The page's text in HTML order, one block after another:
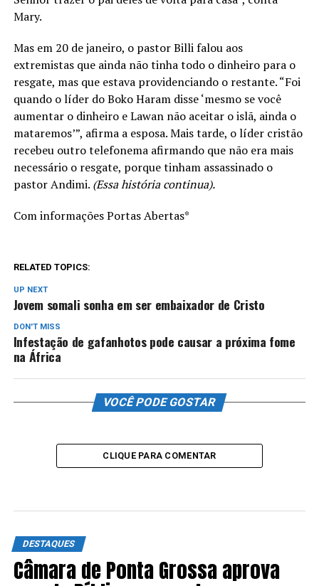
Mary.
Mas em 20 de janeiro, o pastor Billi falou aos
extremistas que ainda não tinha todo o dinheiro para o
resgate, mas que estava providenciando o restante. “Foi
quando o líder do Boko Haram disse ‘mesmo se você
aumentar o dinheiro e Lawan não aceitar o islã, ainda o
mataremos’”, afirma a esposa. Mais tarde, o líder cristão
recebeu outro telefonema afirmando que não era mais
necessário o resgate, porque tinham assassinado o
pastor Andimi. (Essa história continua).
Com informações Portas Abertas*
RELATED TOPICS:
UP NEXT
Jovem somali sonha em ser embaixador de Cristo
DON'T MISS
Infestação de gafanhotos pode causar a próxima fome
na África
VOCÊ PODE GOSTAR
CLIQUE PARA COMENTAR
DESTAQUES
Câmara de Ponta Grossa aprova